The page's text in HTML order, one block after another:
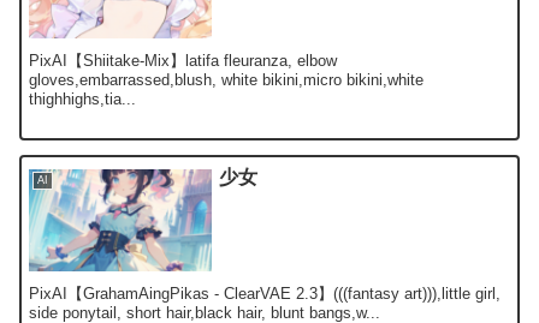
PixAI【Shiitake-Mix】latifa fleuranza, elbow
gloves,embarrassed,blush, white bikini,micro bikini,white
thighhighs,tia...
AI 少女
PixAI【GrahamAingPikas - ClearVAE 2.3】(((fantasy art))),little girl,
side ponytail, short hair,black hair, blunt bangs,w...